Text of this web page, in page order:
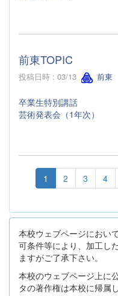
前東TOPIC
投稿日時 : 03/13 前東
卒業生特別講話
芸術発表会（1年次）
1 2 3 4
本校ウェブページにおい
可条件等により、加工し
ますがご了承下さい。
本校のウェブページ上に
タの著作権は本校に帰属